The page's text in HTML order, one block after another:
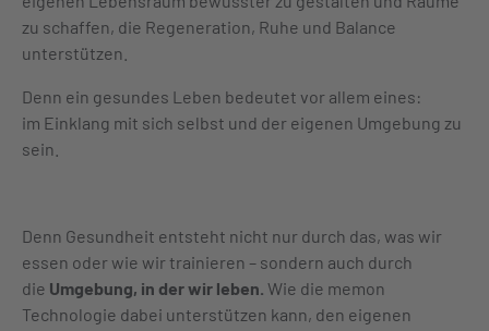
zu schaffen, die Regeneration, Ruhe und Balance
unterstützen
Denn ein gesundes Leben bedeutet vor allem eines:
im Einklang mit sich selbst und der eigenen Umgebung zu
sein.
Denn Gesundheit entsteht nicht nur durch das, was wir
essen oder wie wir trainieren – sondern auch durch
die Umgebung, in der wir leben. Wie die memon
Technologie dabei unterstützen kann, den eigenen